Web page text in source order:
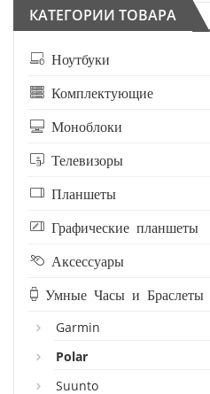
КАТЕГОРИИ ТОВАРА
Ноутбуки
Комплектующие
Моноблоки
Телевизоры
Планшеты
Графические планшеты
Аксессуары
Умные Часы и Браслеты
Garmin
Polar
Suunto